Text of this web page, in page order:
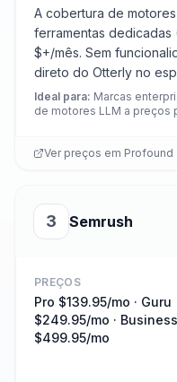
A cobertura de
ferramentas dedicadas
$+/mês. Sem
direto do Otterly no
Ideal para: Marcas
de motores LLM a preços
Ver preços em Profound
3 Semrush
PREÇOS
Pro $139.95/mo · Guru
$249.95/mo · Business
$499.95/mo